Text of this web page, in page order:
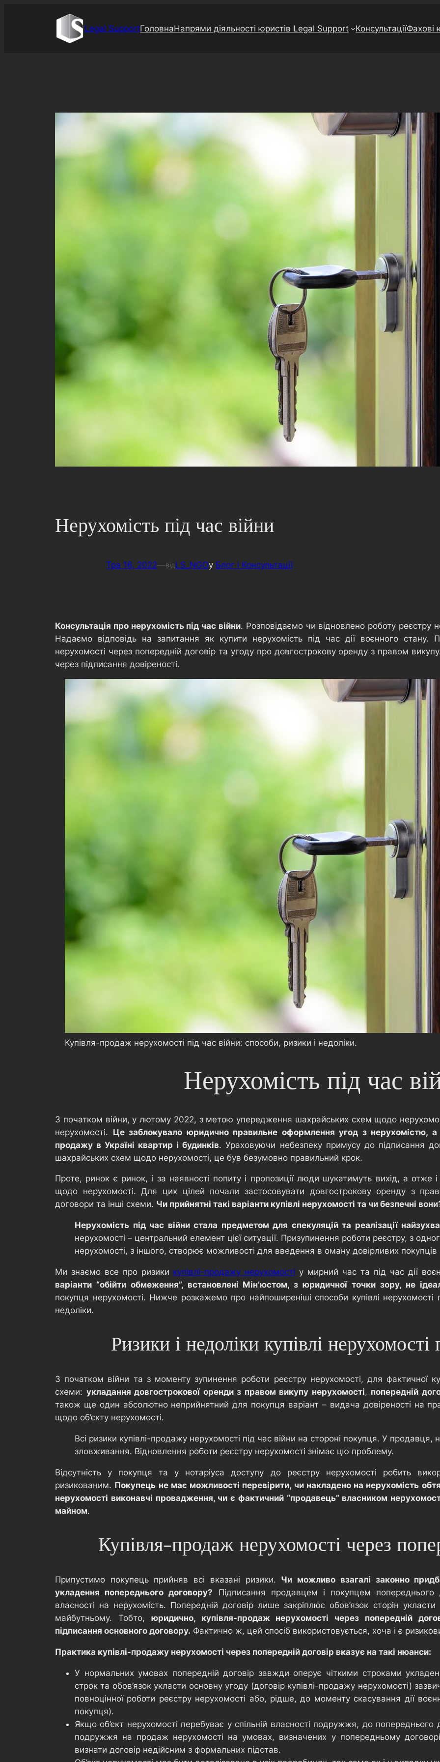
Legal SupportГоловнаНапрями діяльності юристів Legal Support КонсультаціїФахові
Нерухомість під час війни
Тра 16, 2022—відLS_NGOу Блог і Консультації
Консультація про нерухомість під час війни. Розповідаємо чи відновлено роботу реєстру
Надаємо відповідь на запитання як купити нерухомість під час дії воєнного стану.
нерухомості через попередній договір та угоду про довгострокову оренду з правом викупу.
через підписання довіреності.
Купівля-продаж нерухомості під час війни: способи, ризики і недоліки.
Нерухомість під час
З початком війни, у лютому 2022, з метою упередження шахрайських схем щодо
нерухомості. Це заблокувало юридично правильне оформлення угод з нерухомістю,
продажу в Україні квартир і будинків. Ураховуючи небезпеку примусу до підписання
шахрайських схем щодо нерухомості, це був безумовно правильний крок.
Проте, ринок є ринок, і за наявності попиту і пропозиції люди шукатимуть вихід, а отже
щодо нерухомості. Для цих цілей почали застосовувати довгострокову оренду з
договори та інші схеми. Чи прийнятні такі варіанти купівлі нерухомості та чи безпечні
Нерухомість під час війни стала предметом для спекуляцій та реалізації
нерухомості – центральний елемент цієї ситуації. Призупинення роботи реєстру, з
нерухомості, з іншого, створює можливості для введення в оману довірливих покупців
Ми знаємо все про ризики купівлі-продажу нерухомості у мирний час та під час дії
варіанти “обійти обмеження”, встановлені Мін’юстом, з юридичної точки зору, не
покупця нерухомості. Нижче розкажемо про найпоширеніші способи купівлі нерухомості
недоліки.
Ризики і недоліки купівлі нерухомості
З початком війни та з моменту зупинення роботи реєстру нерухомості, для фактичної
схеми: укладання довгострокової оренди з правом викупу нерухомості, попередній
також ще один абсолютно неприйнятний для покупця варіант – видача довіреності на
щодо об’єкту нерухомості.
Всі ризики купівлі-продажу нерухомості під час війни на стороні покупця. У
зловживання. Відновлення роботи реєстру нерухомості знімає цю проблему.
Відсутність у покупця та у нотаріуса доступу до реєстру нерухомості робить
ризикованим. Покупець не має можливості перевірити, чи накладено на нерухомість
нерухомості виконавчі провадження, чи є фактичний “продавець” власником
майном.
Купівля-продаж нерухомості через
Припустимо покупець прийняв всі вказані ризики. Чи можливо взагалі законно
укладення попереднього договору? Підписання продавцем і покупцем попереднього
власності на нерухомість. Попередній договір лише закріплює обов’язок сторін
майбутньому. Тобто, юридично, купівля-продаж нерухомості через попередній
підписання основного договору. Фактично ж, цей спосіб використовується, хоча і є
Практика купівлі-продажу нерухомості через попередній договір вказує на такі нюанси:
У нормальних умовах попередній договір завжди оперує чіткими строками
строк та обов’язок укласти основну угоду (договір купівлі-продажу нерухомості)
повноцінної роботи реєстру нерухомості або, рідше, до моменту скасування дії
покупця).
Якщо об’єкт нерухомості перебуває у спільній власності подружжя, до попереднього
подружжя на продаж нерухомості на умовах, визначених у попередньому
визнати договір недійсним з формальних підстав.